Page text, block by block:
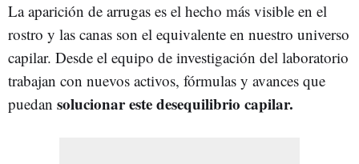
La aparición de arrugas es el hecho más visible en el
rostro y las canas son el equivalente en nuestro universo
capilar. Desde el equipo de investigación del laboratorio
trabajan con nuevos activos, fórmulas y avances que
puedan solucionar este desequilibrio capilar.